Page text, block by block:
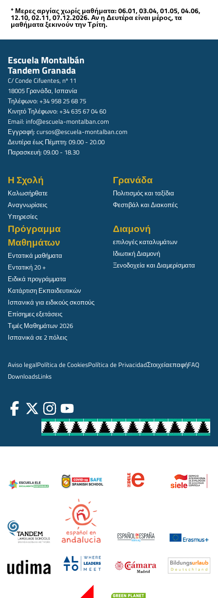
* Μερες αργίας χωρίς μαθήματα: 06.01, 03.04, 01.05, 04.06,
12.10, 02.11, 07.12.2026. Αν η Δευτέρα είναι μέρος, τα
μαθήματα ξεκινούν την Τρίτη.
Escuela Montalbán
Tandem Granada
C/ Conde Cifuentes, nº 11
18005 Γρανάδα, Ισπανία
Τηλέφωνο: +34 958 25 68 75
Κινητό Τηλέφωνο: +34 635 67 04 60
Email: info@escuela-montalban.com
Εγγραφή: cursos@escuela-montalban.com
Δευτέρα έως Πέμπτη: 09.00 - 20.00
Παρασκευή: 09.00 - 18.30
Η Σχολή
Καλωσήρθατε
Αναγνωρίσεις
Υπηρεσίες
Γρανάδα
Πολιτισμός και ταξίδια
Φεστιβάλ και Διακοπές
Πρόγραμμα
Μαθημάτων
Εντατικά μαθήματα
Εντατική 20 +
Ειδικά προγράμματα
Κατάρτιση Εκπαιδευτικών
Ισπανικά για ειδικούς σκοπούς
Επίσημες εξετάσεις
Τιμές Μαθημάτων 2026
Ισπανικά σε 2 πόλεις
Διαμονή
επιλογές καταλυμάτων
Ιδιωτική Διαμονή
Ξενοδοχεία και Διαμερίσματα
Aviso legalPolítica de CookiesPolítica de PrivacidadΣτοιχείαεπαφήFAQ
DownloadsLinks